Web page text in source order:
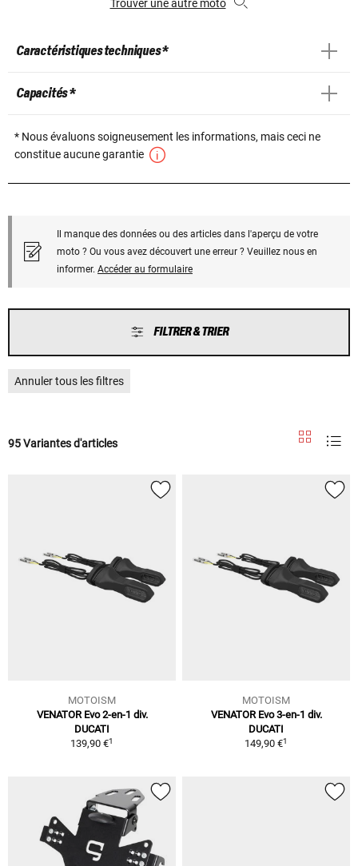
Trouver une autre moto
Caractéristiques techniques *
Capacités *
* Nous évaluons soigneusement les informations, mais ceci ne
constitue aucune garantie
Il manque des données ou des articles dans l'aperçu de votre
moto ? Ou vous avez découvert une erreur ? Veuillez nous en
informer. Accéder au formulaire
FILTRER & TRIER
Annuler tous les filtres
95 Variantes d'articles
MOTOISM
VENATOR Evo 2-en-1 div.
DUCATI
139,90 €1
MOTOISM
VENATOR Evo 3-en-1 div.
DUCATI
149,90 €1